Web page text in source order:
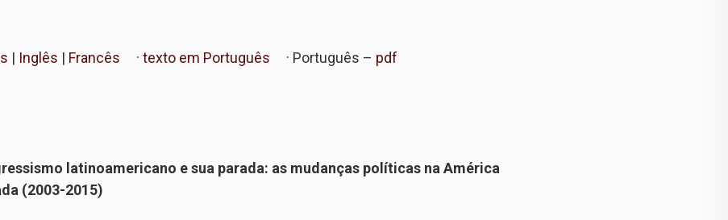
| Inglês | Francês · texto em Português · Português – pdf
latinoamericano e sua parada: as mudanças políticas na América
(2003-2015)